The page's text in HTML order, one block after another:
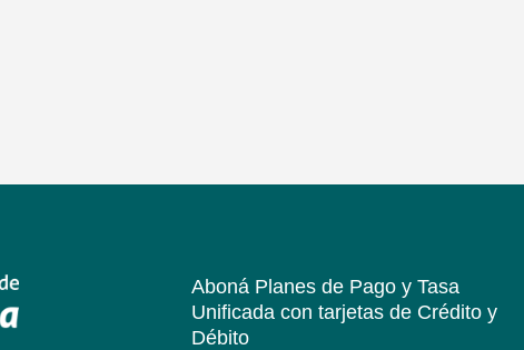
Aboná Planes de Pago y Tasa
Unificadacon tarjetas de Crédito y
Débito